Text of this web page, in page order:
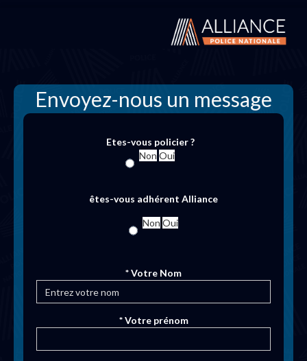
Envoyez-nous un message
Etes-vous policier ?
Non Oui
êtes-vous adhérent Alliance
Non Oui
* Votre Nom
* Votre prénom